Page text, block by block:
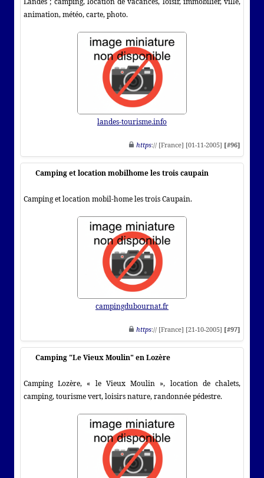
animation, météo, carte, photo.
landes-tourisme.info
https:// [France] [01-11-2005] [#96]
Camping et location mobilhome les trois caupain
Camping et location mobil-home les trois Caupain.
campingdubournat.fr
https:// [France] [21-10-2005] [#97]
Camping "Le Vieux Moulin" en Lozère
Camping Lozère, « le Vieux Moulin », location de chalets,
camping, tourisme vert, loisirs nature, randonnée pédestre.